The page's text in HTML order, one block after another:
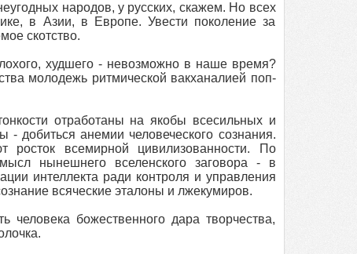
народов, у русских, скажем. Но всех
в Азии, в Европе. Увести поколение за
скотство.
худшего - невозможно в наше время?
молодежь ритмической вакханалией поп-
отработаны на якобы всесильных и
- добиться анемии человеческого сознания.
всемирной цивилизованности. По
нынешнего вселенского заговора - в
интеллекта ради контроля и управления
всяческие эталоны и лжекумиров.
человека божественного дара творчества,